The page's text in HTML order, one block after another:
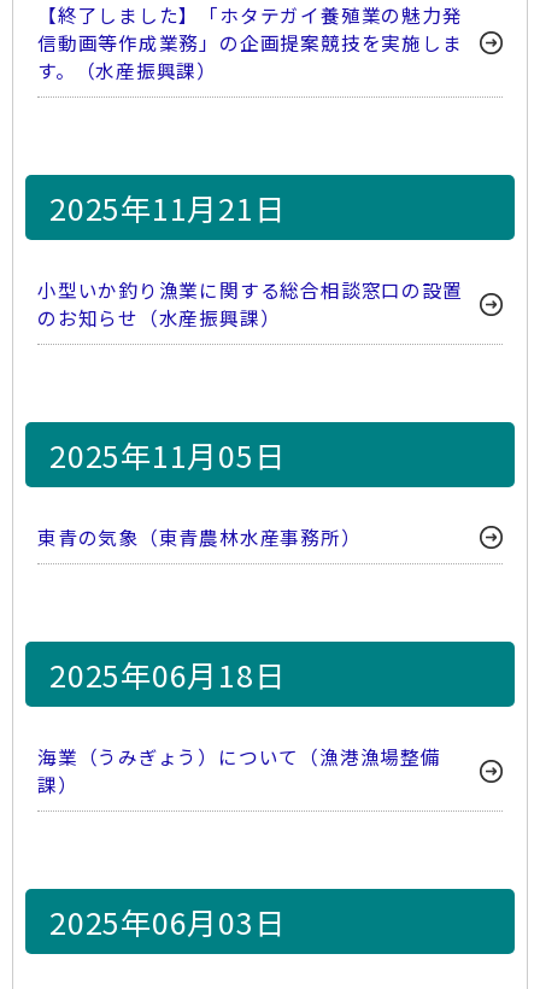
【終了しました】「ホタテガイ養殖業の魅力発
信動画等作成業務」の企画提案競技を実施しま
す。（水産振興課）
2025年11月21日
小型いか釣り漁業に関する総合相談窓口の設置
のお知らせ（水産振興課）
2025年11月05日
東青の気象（東青農林水産事務所）
2025年06月18日
海業（うみぎょう）について（漁港漁場整備
課）
2025年06月03日